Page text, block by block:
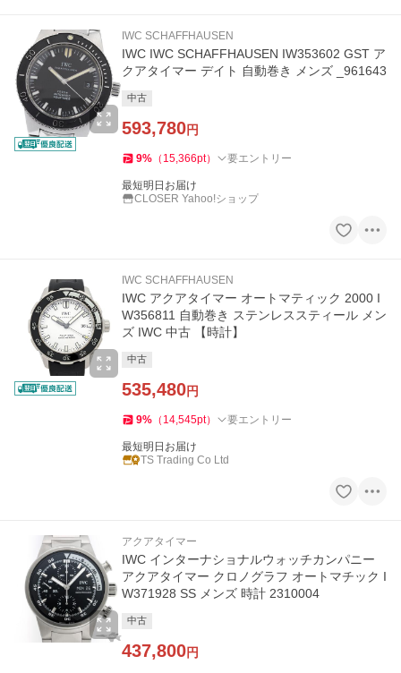
IWC SCHAFFHAUSEN
IWC IWC SCHAFFHAUSEN IW353602 GST ア
クアタイマー デイト 自動巻き メンズ _961643
中古
593,780円
9% （ 15,366pt） 要エントリー
最短明日お届け
CLOSER Yahoo!ショップ
IWC SCHAFFHAUSEN
IWC アクアタイマー オートマティック 2000 I
W356811 自動巻き ステンレススティール メン
ズ IWC 中古 【時計】
中古
535,480円
9% （ 14,545pt） 要エントリー
最短明日お届け
TS Trading Co Ltd
アクアタイマー
IWC インターナショナルウォッチカンパニー
アクアタイマー クロノグラフ オートマチック I
W371928 SS メンズ 時計 2310004
中古
437,800円